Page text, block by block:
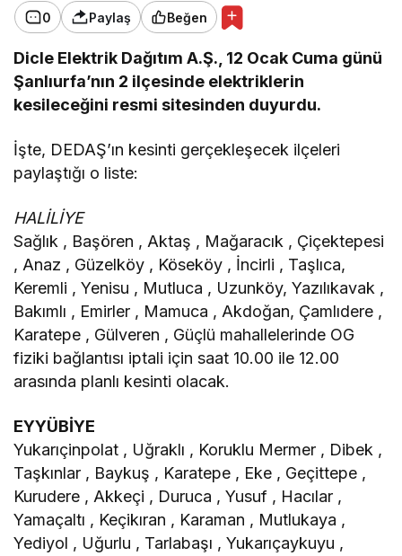
0 Paylaş Beğen
Dicle Elektrik Dağıtım A.Ş., 12 Ocak Cuma günü
Şanlıurfa’nın 2 ilçesinde elektriklerin
kesileceğini resmi sitesinden duyurdu.
İşte, DEDAŞ’ın kesinti gerçekleşecek ilçeleri
paylaştığı o liste:
HALİLİYE
Sağlık , Başören , Aktaş , Mağaracık , Çiçektepesi
, Anaz , Güzelköy , Köseköy , İncirli , Taşlıca,
Keremli , Yenisu , Mutluca , Uzunköy, Yazılıkavak ,
Bakımlı , Emirler , Mamuca , Akdoğan, Çamlıdere ,
Karatepe , Gülveren , Güçlü mahallelerinde OG
fiziki bağlantısı iptali için saat 10.00 ile 12.00
arasında planlı kesinti olacak.
EYYÜBİYE
Yukarıçinpolat , Uğraklı , Koruklu Mermer , Dibek ,
Taşkınlar , Baykuş , Karatepe , Eke , Geçittepe ,
Kurudere , Akkeçi , Duruca , Yusuf , Hacılar ,
Yamaçaltı , Keçikıran , Karaman , Mutlukaya ,
Yediyol , Uğurlu , Tarlabaşı , Yukarıçaykuyu ,